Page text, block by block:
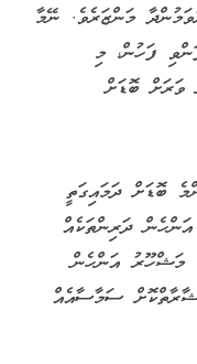
މަންޒަރެވެ. ނޭމާ
ފަހުން، މި
ވަރަށް ބޮޑަށް
ބޮޑަށް ދަމައިގަތީ
ދަރިންތަކެއް
މަޝްހޫރު އަންހެން
ސަމާސާއެއް